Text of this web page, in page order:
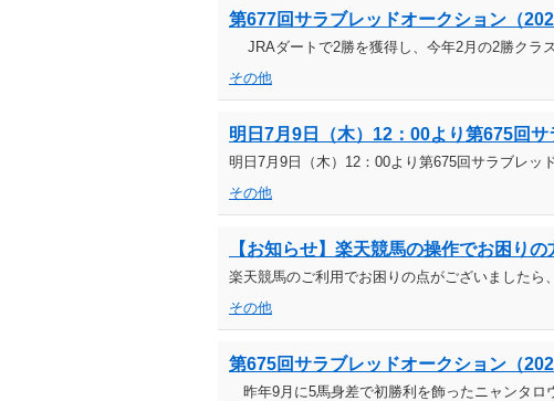
第677回サラブレッドオークション（
JRAダートで2勝を獲得し、今年2月の2勝クラ
その他
明日7月9日（木）12：00より第675回
明日7月9日（木）12：00より第675回サラブレッ
その他
【お知らせ】楽天競馬の操作でお困り
楽天競馬のご利用でお困りの点がございました
その他
第675回サラブレッドオークション（
昨年9月に5馬身差で初勝利を飾ったニャンタロ